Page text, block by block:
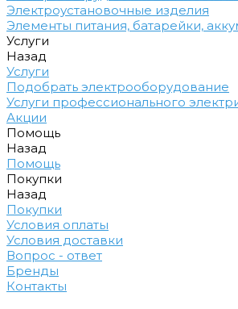
Электроустановочные изделия
Элементы питания, батарейки,
Услуги
Назад
Услуги
Подобрать электрооборудование
Услуги профессионального
Акции
Помощь
Назад
Помощь
Покупки
Назад
Покупки
Условия оплаты
Условия доставки
Вопрос - ответ
Бренды
Контакты